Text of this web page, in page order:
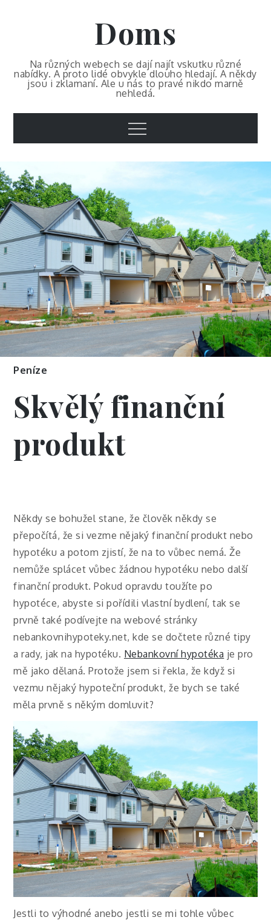
Doms
Na různých webech se dají najít vskutku různé
nabídky. A proto lidé obvykle dlouho hledají. A někdy
jsou i zklamaní. Ale u nás to pravé nikdo marně
nehledá.
Menu
Peníze
Skvělý finanční
produkt
Někdy se bohužel stane, že člověk někdy se
přepočítá, že si vezme nějaký finanční produkt nebo
hypotéku a potom zjistí, že na to vůbec nemá. Že
nemůže splácet vůbec žádnou hypotéku nebo další
finanční produkt. Pokud opravdu toužíte po
hypotéce, abyste si pořídili vlastní bydlení, tak se
prvně také podívejte na webové stránky
nebankovnihypoteky.net, kde se dočtete různé tipy
a rady, jak na hypotéku. Nebankovní hypotéka je pro
mě jako dělaná. Protože jsem si řekla, že když si
vezmu nějaký hypoteční produkt, že bych se také
měla prvně s někým domluvit?
Jestli to výhodné anebo jestli se mi tohle vůbec